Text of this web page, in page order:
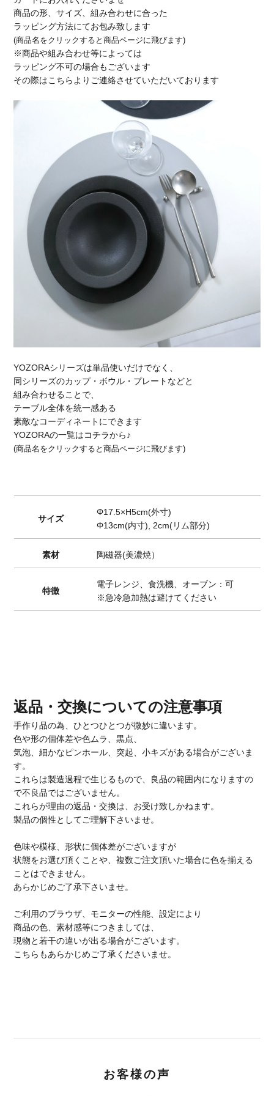
商品の形、サイズ、組み合わせに合った
ラッピング方法にてお包み致します
(商品名をクリックすると商品ページに飛びます)
※商品や組み合わせ等によっては
ラッピング不可の場合もございます
その際はこちらよりご連絡させていただいております
YOZORAシリーズは単品使いだけでなく、
同シリーズのカップ・ボウル・プレートなどと
組み合わせることで、
テーブル全体を統一感ある
素敵なコーディネートにできます
YOZORAの一覧はコチラから♪
(商品名をクリックすると商品ページに飛びます)
サイズ
Φ17.5×H5cm(外寸)
Φ13cm(内寸), 2cm(リム部分)
素材 陶磁器(美濃焼）
特徴
電子レンジ、食洗機、オーブン：可
※急冷急加熱は避けてください
返品・交換についての注意事項
手作り品の為、ひとつひとつが微妙に違います。
色や形の個体差や色ムラ、黒点、
気泡、細かなピンホール、突起、小キズがある場合がございま
す。
これらは製造過程で生じるもので、良品の範囲内になりますの
で不良品ではございません。
これらが理由の返品・交換は、お受け致しかねます。
製品の個性としてご理解下さいませ。
色味や模様、形状に個体差がございますが
状態をお選び頂くことや、複数ご注文頂いた場合に色を揃える
ことはできません。
あらかじめご了承下さいませ。
ご利用のブラウザ、モニターの性能、設定により
商品の色、素材感等につきましては、
現物と若干の違いが出る場合がございます。
こちらもあらかじめご了承くださいませ。